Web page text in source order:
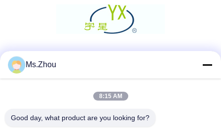
Snel contact
Telefoon
Ms.Zhou
8:15 AM
Good day, what product are you looking for?